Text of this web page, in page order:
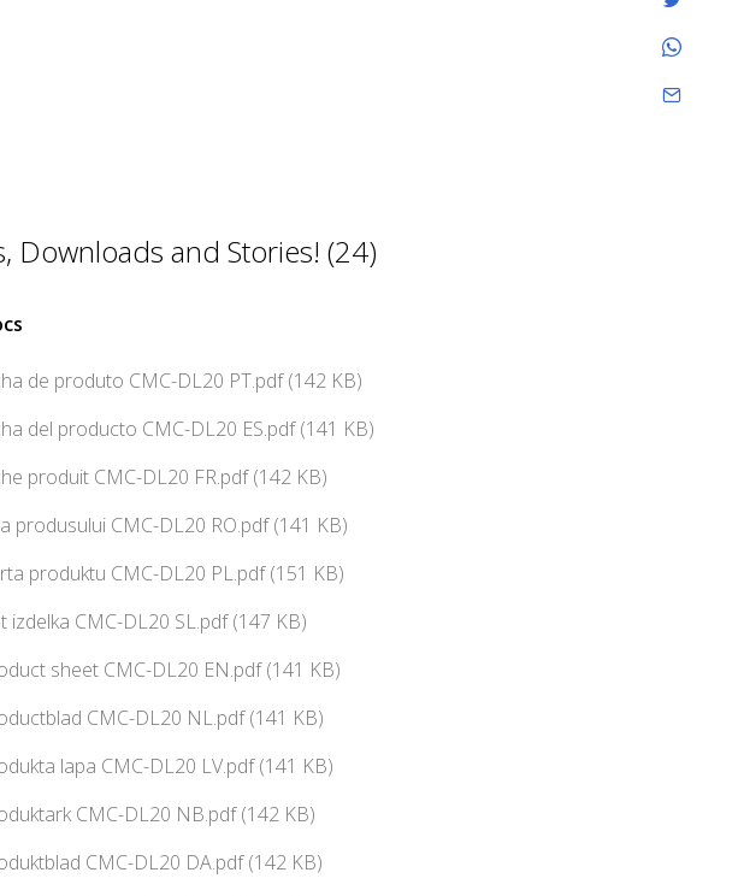
Downloads and Stories! (24)
de produto CMC-DL20 PT.pdf (142 KB)
del producto CMC-DL20 ES.pdf (141 KB)
produit CMC-DL20 FR.pdf (142 KB)
produsului CMC-DL20 RO.pdf (141 KB)
produktu CMC-DL20 PL.pdf (151 KB)
izdelka CMC-DL20 SL.pdf (147 KB)
sheet CMC-DL20 EN.pdf (141 KB)
CMC-DL20 NL.pdf (141 KB)
lapa CMC-DL20 LV.pdf (141 KB)
CMC-DL20 NB.pdf (142 KB)
CMC-DL20 DA.pdf (142 KB)